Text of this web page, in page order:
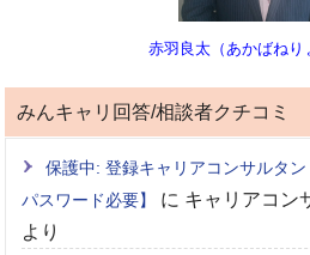
赤羽良太（あかばねり
みんキャリ回答/相談者クチコミ
保護中: 登録キャリアコンサルタ
パスワード必要】
に キャリアコン
より